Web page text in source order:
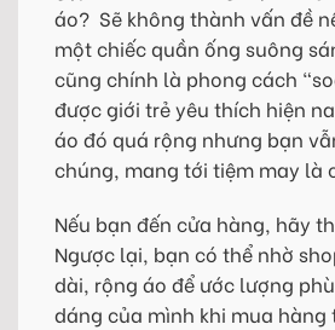
áo? Sẽ không thành vấn đề
một chiếc quần ống suông
cũng chính là phong cách
được giới trẻ yêu thích hiện
áo đó quá rộng nhưng bạn
chúng, mang tới tiệm may là
Nếu bạn đến cửa hàng, hãy
Ngược lại, bạn có thể nhờ
dài, rộng áo để ước lượng
dáng của mình khi mua hàng